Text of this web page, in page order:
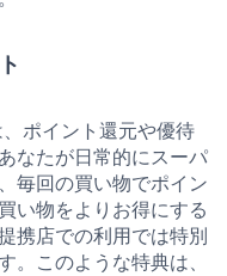
ポイント還元や優待
なたが日常的にスーパ
毎回の買い物でポイン
い物をよりお得にする
携店での利用では特別
。このような特典は、